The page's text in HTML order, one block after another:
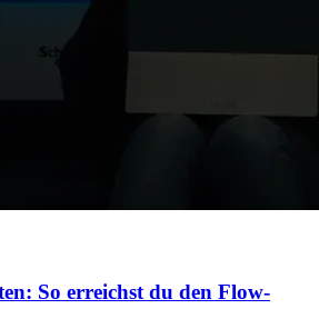
So erreichst du den Flow-